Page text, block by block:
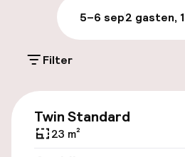
Parkeren & mobiliteit
Parkeergelegenheid
(buiten)
Parkeerservice
5–6 sep2 gasten,
Filter
Twin Standard
23 m²